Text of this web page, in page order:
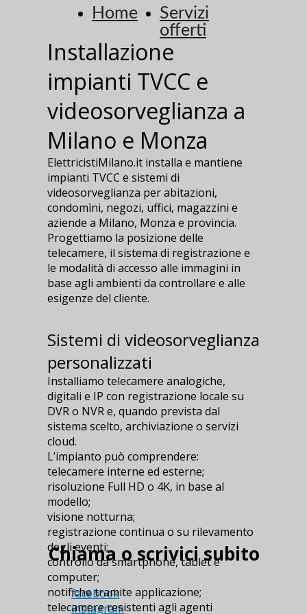
Servizi
offerti
Home
Installazione
impianti TVCC e
videosorveglianza a
Milano e Monza
ElettricistiMilano.it installa e mantiene
impianti TVCC e sistemi di
videosorveglianza per abitazioni,
condomìni, negozi, uffici, magazzini e
aziende a Milano, Monza e provincia.
Progettiamo la posizione delle
telecamere, il sistema di registrazione e
le modalità di accesso alle immagini in
base agli ambienti da controllare e alle
esigenze del cliente.
Sistemi di videosorveglianza
personalizzati
Installiamo telecamere analogiche,
digitali e IP con registrazione locale su
DVR o NVR e, quando prevista dal
sistema scelto, archiviazione o servizi
cloud.
L’impianto può comprendere:
telecamere interne ed esterne;
risoluzione Full HD o 4K, in base al
modello;
visione notturna;
registrazione continua o su rilevamento
degli eventi;
controllo da smartphone, tablet e
computer;
notifiche tramite applicazione;
telecamere resistenti agli agenti
Chiama o scrivici subito
facebook
instagram